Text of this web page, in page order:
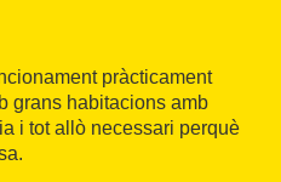
pràcticament
grans habitacions amb
i tot allò necessari perquè